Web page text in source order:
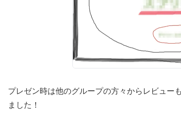
プレゼン時は他のグループの方々からレビュー
ました！